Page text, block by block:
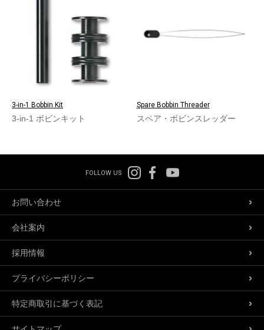
3-in-1 Bobbin Kit
3-in-1 ボビンキット
Spare Bobbin Threader
スペア・ボビンスレッダー
FOLLOW US
お問い合わせ
会社案内
採用情報
プライバシーポリシー
特定商取引に基づく表記